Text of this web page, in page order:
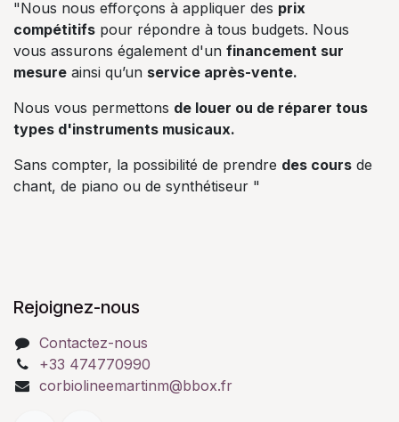
"Nous nous efforçons à appliquer des prix
compétitifs pour répondre à tous budgets. Nous
vous assurons également d'un financement sur
mesure ainsi qu’un service après-vente.
Nous vous permettons de louer ou de réparer tous
types d'instruments musicaux.
Sans compter, la possibilité de prendre des cours de
chant, de piano ou de synthétiseur "
Rejoignez-nous
Contactez-nous
+33 474770990
corbiolineemartinm@bbox.fr